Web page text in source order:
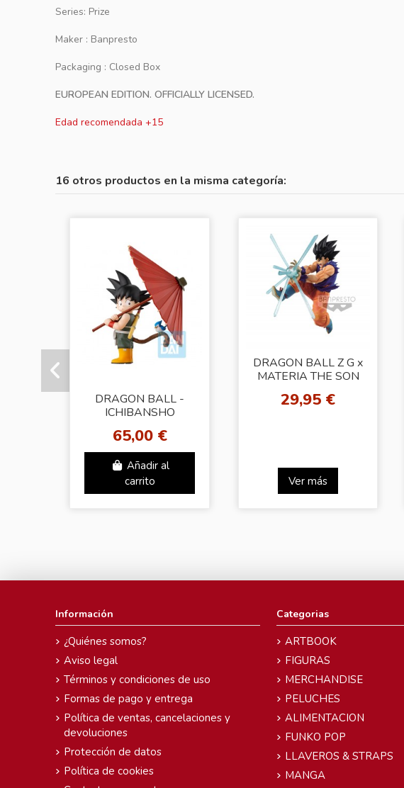
Series: Prize
Maker : Banpresto
Packaging : Closed Box
EUROPEAN EDITION. OFFICIALLY LICENSED.
Edad recomendada +15
16 otros productos en la misma categoría:
DRAGON BALL -
ICHIBANSHO
ADVENTURE
COLLECTION - SON
GOKU
65,00 €
Añadir al
carrito
DRAGON BALL Z G x
MATERIA THE SON
29,95 €
Ver más
Información
¿Quiénes somos?
Aviso legal
Términos y condiciones de uso
Formas de pago y entrega
Política de ventas, cancelaciones y
devoluciones
Protección de datos
Política de cookies
Categorias
ARTBOOK
FIGURAS
MERCHANDISE
PELUCHES
ALIMENTACION
FUNKO POP
LLAVEROS & STRAPS
MANGA